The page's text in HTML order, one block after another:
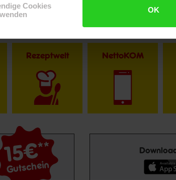
Cookies
OK
Rezeptwelt NettoKOM
15€**
Gutschein